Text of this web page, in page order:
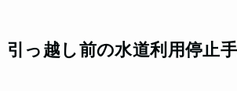
引っ越し前の水道利用停止